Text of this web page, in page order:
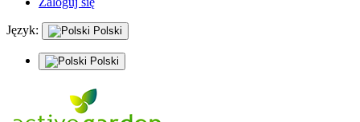
Język: Polski
Polski